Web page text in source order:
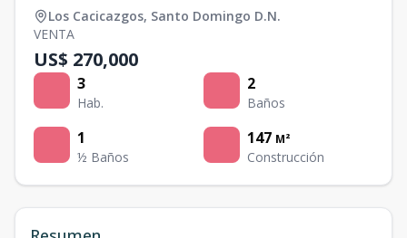
Los Cacicazgos, Santo Domingo D.N.
VENTA
US$ 270,000
3
Hab.
2
Baños
1
½ Baños
147 M²
Construcción